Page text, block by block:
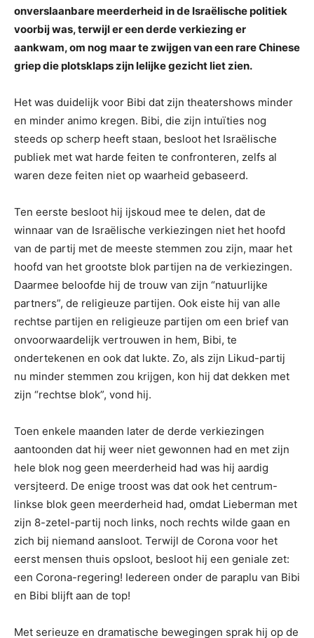
onverslaanbare meerderheid in de Israëlische politiek
voorbij was, terwijl er een derde verkiezing er
aankwam, om nog maar te zwijgen van een rare Chinese
griep die plotsklaps zijn lelijke gezicht liet zien.
Het was duidelijk voor Bibi dat zijn theatershows minder
en minder animo kregen. Bibi, die zijn intuïties nog
steeds op scherp heeft staan, besloot het Israëlische
publiek met wat harde feiten te confronteren, zelfs al
waren deze feiten niet op waarheid gebaseerd.
Ten eerste besloot hij ijskoud mee te delen, dat de
winnaar van de Israëlische verkiezingen niet het hoofd
van de partij met de meeste stemmen zou zijn, maar het
hoofd van het grootste blok partijen na de verkiezingen.
Daarmee beloofde hij de trouw van zijn “natuurlijke
partners”, de religieuze partijen. Ook eiste hij van alle
rechtse partijen en religieuze partijen om een brief van
onvoorwaardelijk vertrouwen in hem, Bibi, te
ondertekenen en ook dat lukte. Zo, als zijn Likud-partij
nu minder stemmen zou krijgen, kon hij dat dekken met
zijn “rechtse blok”, vond hij.
Toen enkele maanden later de derde verkiezingen
aantoonden dat hij weer niet gewonnen had en met zijn
hele blok nog geen meerderheid had was hij aardig
versjteerd. De enige troost was dat ook het centrum-
linkse blok geen meerderheid had, omdat Lieberman met
zijn 8-zetel-partij noch links, noch rechts wilde gaan en
zich bij niemand aansloot. Terwijl de Corona voor het
eerst mensen thuis opsloot, besloot hij een geniale zet:
een Corona-regering! Iedereen onder de paraplu van Bibi
en Bibi blijft aan de top!
Met serieuze en dramatische bewegingen sprak hij op de